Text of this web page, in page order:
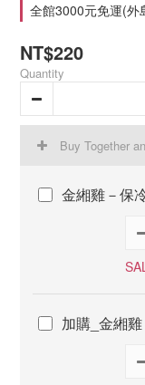
全館3000元免運(
NT$220
Quantity
Buy Together
金緗雞－保
加購_金緗